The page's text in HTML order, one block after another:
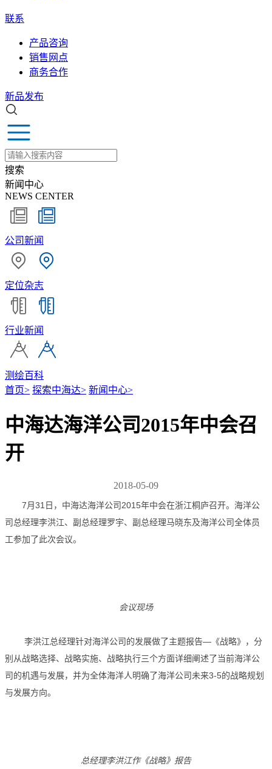
联系
产品咨询
销售网点
商务合作
新品发布
搜索
新闻中心
NEWS CENTER
公司新闻
定位杂志
行业新闻
测绘百科
首页> 探索中海达> 新闻中心>
中海达海洋公司2015年中会召
开
2018-05-09
7月31日，中海达海洋公司2015年中会在浙江桐庐召开。海洋公
司总经理李洪江、副总经理罗宇、副总经理马晓东及海洋公司全体员
工参加了此次会议。
会议现场
李洪江总经理针对海洋公司的发展做了主题报告—《战略》，分
别从战略选择、战略实施、战略执行三个方面详细阐述了当前海洋公
司的机遇与发展，并为全体海洋人明确了海洋公司未来3-5的战略规划
与发展方向。
总经理李洪江作《战略》报告